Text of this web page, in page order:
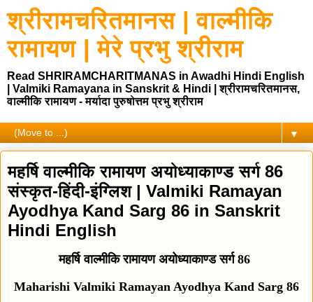
श्रीरामचरितमानस | वाल्मीकि
रामायण | मेरे प्रभु श्रीराम
Read SHRIRAMCHARITMANAS in Awadhi Hindi English
| Valmiki Ramayana in Sanskrit & Hindi | श्रीरामचरितमानस,
वाल्मीकि रामायण - मर्यादा पुरुषोत्तम प्रभु श्रीराम
▼
महर्षि वाल्मीकि रामायण अयोध्याकाण्ड सर्ग 86
संस्कृत-हिंदी-इंग्लिश | Valmiki Ramayan
Ayodhya Kand Sarg 86 in Sanskrit
Hindi English
महर्षि वाल्मीकि रामायण अयोध्याकाण्ड सर्ग 86
Maharishi Valmiki Ramayan Ayodhya Kand Sarg 86